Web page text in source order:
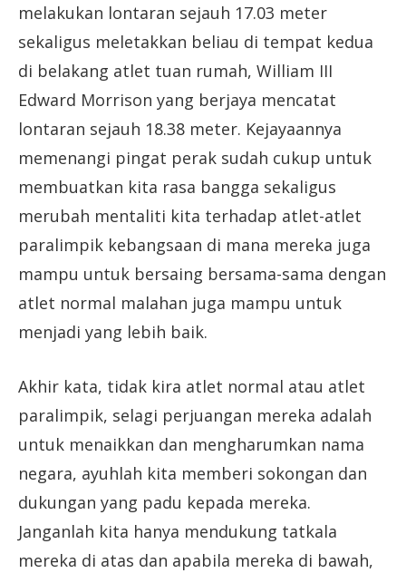
melakukan lontaran sejauh 17.03 meter
sekaligus meletakkan beliau di tempat kedua
di belakang atlet tuan rumah, William III
Edward Morrison yang berjaya mencatat
lontaran sejauh 18.38 meter. Kejayaannya
memenangi pingat perak sudah cukup untuk
membuatkan kita rasa bangga sekaligus
merubah mentaliti kita terhadap atlet-atlet
paralimpik kebangsaan di mana mereka juga
mampu untuk bersaing bersama-sama dengan
atlet normal malahan juga mampu untuk
menjadi yang lebih baik.
Akhir kata, tidak kira atlet normal atau atlet
paralimpik, selagi perjuangan mereka adalah
untuk menaikkan dan mengharumkan nama
negara, ayuhlah kita memberi sokongan dan
dukungan yang padu kepada mereka.
Janganlah kita hanya mendukung tatkala
mereka di atas dan apabila mereka di bawah,